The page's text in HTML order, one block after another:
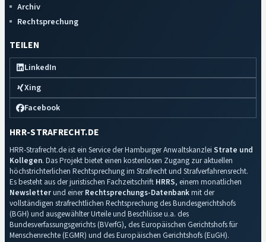
Archiv
Rechtsprechung
TEILEN
LinkedIn
Xing
Facebook
HRR-STRAFRECHT.DE
HRR-Strafrecht.de ist ein Service der Hamburger Anwaltskanzlei Strate und
Kollegen. Das Projekt bietet einen kostenlosen Zugang zur aktuellen
höchstrichterlichen Rechtsprechung im Strafrecht und Strafverfahrensrecht.
Es besteht aus der juristischen Fachzeitschrift HRRS, einem monatlichen
Newsletterund einerRechtsprechungs-Datenbankmit der
vollständigen strafrechtlichen Rechtsprechung des Bundesgerichtshofs
(BGH) und ausgewählter Urteile und Beschlüsse u.a. des
Bundesverfassungsgerichts (BVerfG), des Europäischen Gerichtshofs für
Menschenrechte (EGMR) und des Europäischen Gerichtshofs (EuGH).